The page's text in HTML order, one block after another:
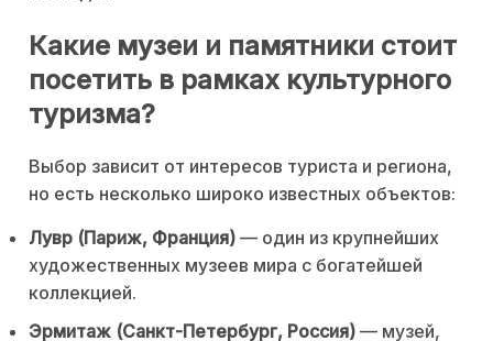
Какие музеи и памятники стоит
посетить в рамках культурного
туризма?
Выбор зависит от интересов туриста и региона,
но есть несколько широко известных объектов:
Лувр (Париж, Франция) — один из крупнейших
художественных музеев мира с богатейшей
коллекцией.
Эрмитаж (Санкт-Петербург, Россия) — музей,